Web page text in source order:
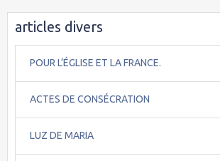
articles divers
POUR L’ÉGLISE ET LA FRANCE.
ACTES DE CONSÉCRATION
LUZ DE MARIA